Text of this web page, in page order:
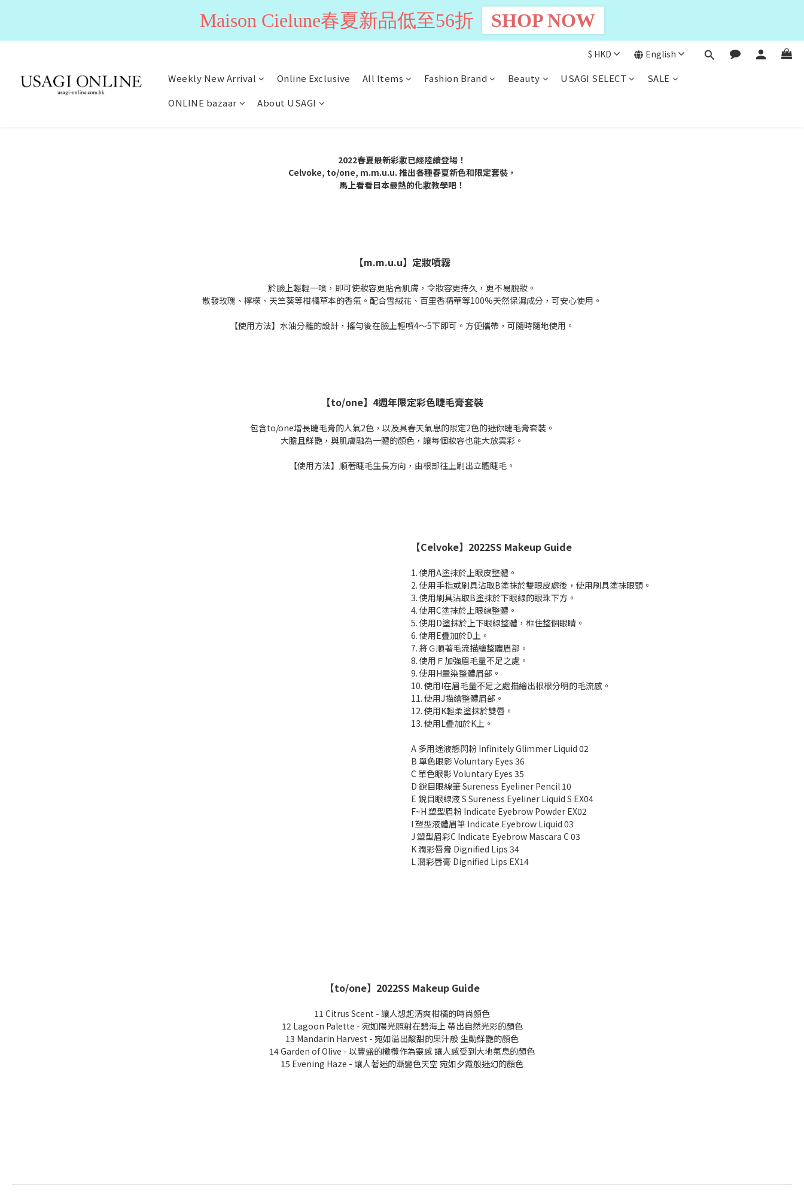
Weekly New Arrival Online Exclusive All Items Fashion Brand Beauty USAGI SELECT
SALE
ONLINE bazaar
About USAGI
$ HKD English
2022春夏最新彩妝已經陸續登場！
Celvoke, to/one, m.m.u.u. 推出各種春夏新色和限定套裝，
馬上看看日本最熱的化妝教學吧！
【m.m.u.u】定妝噴霧
於臉上輕輕一噴，即可使妝容更貼合肌膚，令妝容更持久，更不易脫妝。
散發玫瑰、檸檬、天竺葵等柑橘草本的香氣。配合雪絨花、百里香精華等100%天然保濕成分，可安心使用。
【使用方法】水油分離的設計，搖勻後在臉上輕噴4～5下即可。方便攜帶，可隨時隨地使用。
【to/one】4週年限定彩色睫毛膏套裝
包含to/one增長睫毛膏的人氣2色，以及具春天氣息的限定2色的迷你睫毛膏套裝。
大膽且鮮艷，與肌膚融為一體的顏色，讓每個妝容也能大放異彩。
【使用方法】順著睫毛生長方向，由根部往上刷出立體睫毛。
【Celvoke】2022SS Makeup Guide
1. 使用A塗抹於上眼皮整體。
2. 使用手指或刷具沾取B塗抹於雙眼皮處後，使用刷具塗抹眼頭。
3. 使用刷具沾取B塗抹於下眼線的眼珠下方。
4. 使用C塗抹於上眼線整體。
5. 使用D塗抹於上下眼線整體，框住整個眼睛。
6. 使用E疊加於D上。
7. 將Ｇ順著毛流描繪整體眉部。
8. 使用Ｆ加強眉毛量不足之處。
9. 使用H暈染整體眉部。
10. 使用I在眉毛量不足之處描繪出根根分明的毛流感。
11. 使用J描繪整體眉部。
12. 使用K輕柔塗抹於雙唇。
13. 使用L疊加於K上。
A 多用途液態閃粉 Infinitely Glimmer Liquid 02
B 單色眼影 Voluntary Eyes 36
C 單色眼影 Voluntary Eyes 35
D 銳目眼線筆 Sureness Eyeliner Pencil 10
E 銳目眼線液 S Sureness Eyeliner Liquid S EX04
F~H 塑型眉粉 Indicate Eyebrow Powder EX02
I 塑型液體眉筆 Indicate Eyebrow Liquid 03
J 塑型眉彩C Indicate Eyebrow Mascara C 03
K 潤彩唇膏 Dignified Lips 34
L 潤彩唇膏 Dignified Lips EX14
【to/one】2022SS Makeup Guide
11 Citrus Scent - 讓人想起清爽柑橘的時尚顏色
12 Lagoon Palette - 宛如陽光照射在碧海上 帶出自然光彩的顏色
13 Mandarin Harvest - 宛如溢出酸甜的果汁般 生動鮮艷的顏色
14 Garden of Olive - 以豐盛的橄欖作為靈感 讓人感受到大地氣息的顏色
15 Evening Haze - 讓人著迷的漸變色天空 宛如夕霞般迷幻的顏色
Maison Cielune春夏新品低至56折 SHOP NOW